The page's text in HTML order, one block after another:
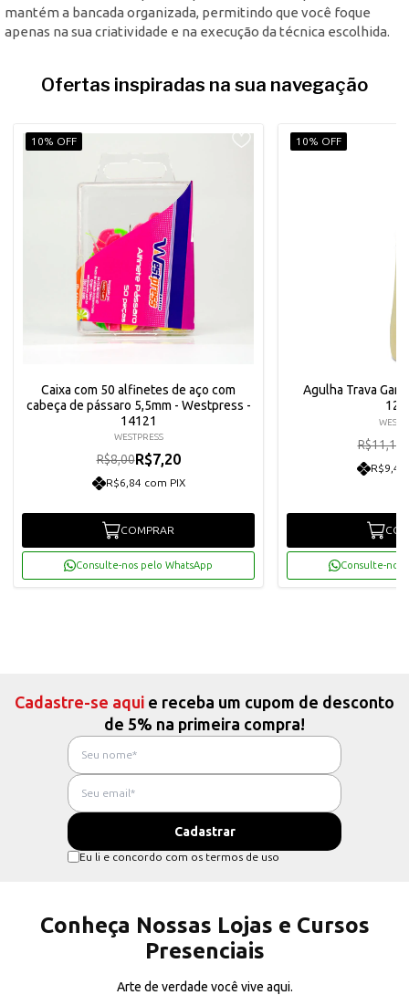
mantém a bancada organizada, permitindo que você foque
apenas na sua criatividade e na execução da técnica escolhida.
Ofertas inspiradas na sua navegação
10% OFF
Caixa com 50 alfinetes de aço com
cabeça de pássaro 5,5mm - Westpress -
14121
WESTPRESS
R$8,00R$7,20
R$6,84 com PIX
COMPRAR
Consulte-nos pelo WhatsApp
10% OFF
Agulha Trava
R$11,10
R$9,49
Consulte-nos
Cadastre-se aqui e receba um cupom de desconto
de 5% na primeira compra!
Eu li e concordo com os termos de uso
Conheça Nossas Lojas e Cursos
Presenciais
Arte de verdade você vive aqui.